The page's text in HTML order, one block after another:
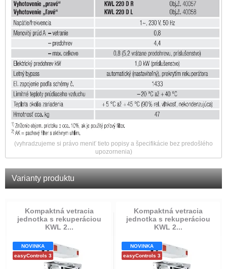
(vyhradzujeme si právo meniť tieto popisy a špecifikácie bez predošlého
upozornenia)
Varianty produktu
Kompaktná vetracia
jednotka s rekuperáciou
KWL 2...
NOVINKA
easyControls 3
Kompaktná vetracia
jednotka s rekuperáciou
KWL 2...
NOVINKA
easyControls 3